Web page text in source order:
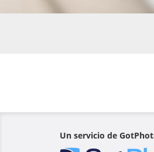
Un servicio de